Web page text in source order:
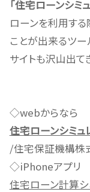
「住宅ローンシミ
ローンを利用す
ことが出来るツ
サイトも沢山出て
◇webからなら
住宅ローンシミュ
/住宅保証機構株
◇iPhoneアプリ
住宅ローン計算